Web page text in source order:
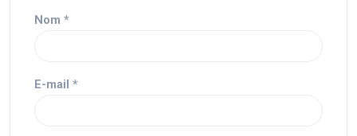
Nom *
E-mail *